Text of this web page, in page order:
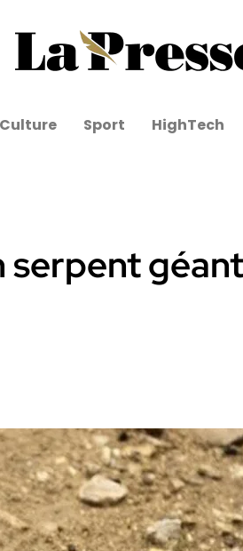
Culture Sport HighTech
serpent